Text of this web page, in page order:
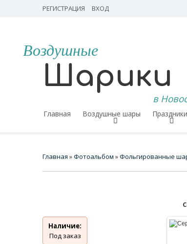
РЕГИСТРАЦИЯ ВХОД
Воздушные
Шарики
в
Главная Воздушные шары Праздники
Главная »Фотоальбом »Фольгированные
Наличие:
Под заказ